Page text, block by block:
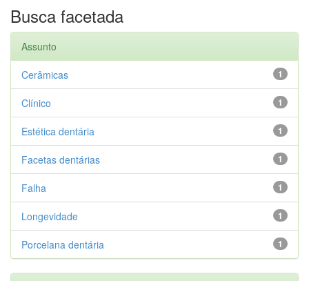
Busca facetada
Assunto
1
Cerâmicas
1
Clínico
1
Estética dentária
1
Facetas dentárias
1
Falha
1
Longevidade
1
Porcelana dentária